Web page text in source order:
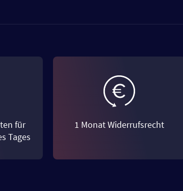
für
Tages
1 Monat Widerrufsrecht